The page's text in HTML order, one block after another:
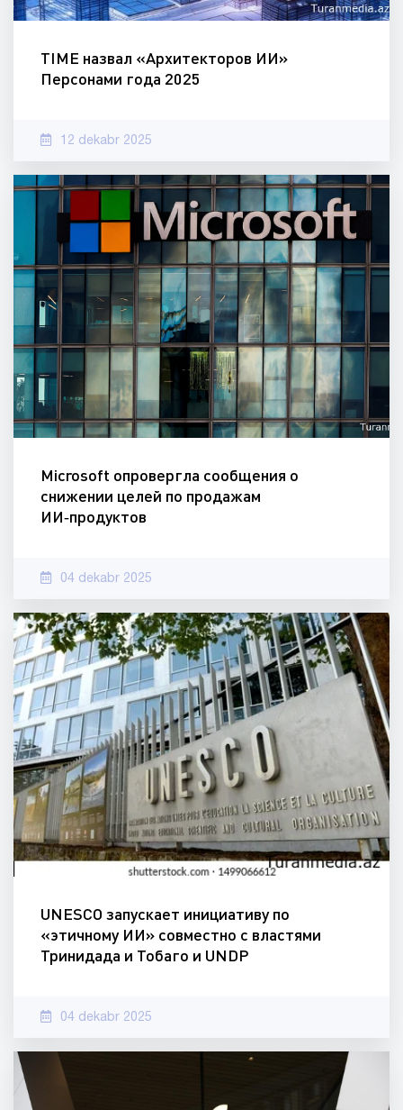
TIME назвал «Архитекторов ИИ»
Персонами года 2025
12 dekabr 2025
Microsoft опровергла сообщения о
снижении целей по продажам
ИИ‑продуктов
04 dekabr 2025
UNESCO запускает инициативу по
«этичному ИИ» совместно с властями
Тринидада и Тобаго и UNDP
04 dekabr 2025